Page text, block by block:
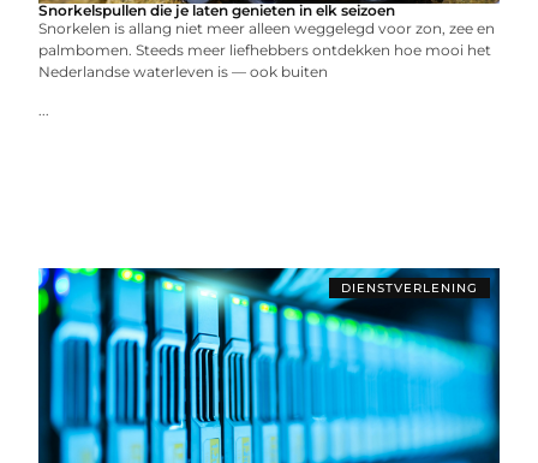
Snorkelspullen die je laten genieten in elk seizoen
Snorkelen is allang niet meer alleen weggelegd voor zon, zee en
palmbomen. Steeds meer liefhebbers ontdekken hoe mooi het
Nederlandse waterleven is — ook buiten
...
DIENSTVERLENING